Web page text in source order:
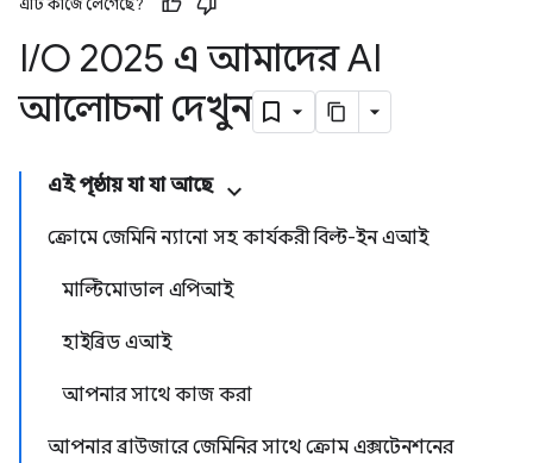
এটি কাজে লেগেছে?
I/O 2025 এ আমাদের AI
আলোচনা দেখুন
এই পৃষ্ঠায় যা যা আছে
ক্রোমে জেমিনি ন্যানো সহ কার্যকরী বিল্ট-ইন এআই
মাল্টিমোডাল এপিআই
হাইব্রিড এআই
আপনার সাথে কাজ করা
আপনার ব্রাউজারে জেমিনির সাথে ক্রোম এক্সটেনশনের